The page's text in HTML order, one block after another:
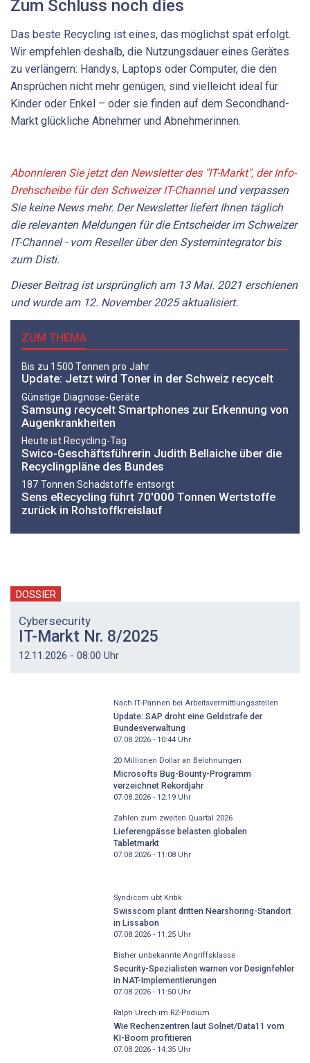
Zum Schluss noch dies
Das beste Recycling ist eines, das möglichst spät erfolgt.
Wir empfehlen deshalb, die Nutzungsdauer eines Gerätes
zu verlängern: Handys, Laptops oder Computer, die den
Ansprüchen nicht mehr genügen, sind vielleicht ideal für
Kinder oder Enkel – oder sie finden auf dem Secondhand-
Markt glückliche Abnehmer und Abnehmerinnen.
Abonnieren Sie jetzt den Newsletter des "IT-Markt", der Info-
Drehscheibe für den Schweizer IT-Channelund verpassen
Sie keine News mehr. Der Newsletter liefert Ihnen täglich
die relevanten Meldungen für die Entscheider im Schweizer
IT-Channel - vom Reseller über den Systemintegrator bis
zum Disti.
Dieser Beitrag ist ursprünglich am 13 Mai. 2021 erschienen
und wurde am 12. November 2025 aktualisiert.
ZUM THEMA
Bis zu 1500 Tonnen pro Jahr
Update: Jetzt wird Toner in der Schweiz recycelt
Günstige Diagnose-Geräte
Samsung recycelt Smartphones zur Erkennung von
Augenkrankheiten
Heute ist Recycling-Tag
Swico-Geschäftsführerin Judith Bellaiche über die
Recyclingpläne des Bundes
187 Tonnen Schadstoffe entsorgt
Sens eRecycling führt 70'000 Tonnen Wertstoffe
zurück in Rohstoffkreislauf
DOSSIER
Cybersecurity
IT-Markt Nr. 8/2025
12.11.2026 - 08:00 Uhr
Nach IT-Pannen bei Arbeitsvermittlungsstellen
Update: SAP droht eine Geldstrafe der
Bundesverwaltung
07.08.2026 - 10:44Uhr
20 Millionen Dollar an Belohnungen
Microsofts Bug-Bounty-Programm
verzeichnet Rekordjahr
07.08.2026 - 12:19Uhr
Zahlen zum zweiten Quartal 2026
Lieferengpässe belasten globalen
Tabletmarkt
07.08.2026 - 11:08Uhr
Syndicom übt Kritik
Swisscom plant dritten Nearshoring-Standort
in Lissabon
07.08.2026 - 11:25Uhr
Bisher unbekannte Angriffsklasse
Security-Spezialisten warnen vor Designfehler
in NAT-Implementierungen
07.08.2026 - 11:50Uhr
Ralph Urech im RZ-Podium
Wie Rechenzentren laut Solnet/Data11 vom
KI-Boom profitieren
07.08.2026 - 14:35Uhr